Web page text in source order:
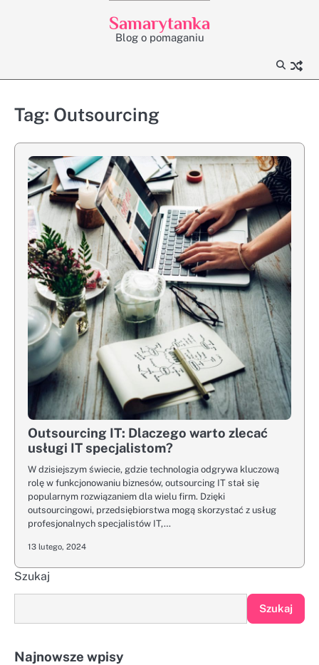
Samarytanka
Blog o pomaganiu
Tag: Outsourcing
Outsourcing IT: Dlaczego warto zlecać
usługi IT specjalistom?
W dzisiejszym świecie, gdzie technologia odgrywa kluczową
rolę w funkcjonowaniu biznesów, outsourcing IT stał się
popularnym rozwiązaniem dla wielu firm. Dzięki
outsourcingowi, przedsiębiorstwa mogą skorzystać z usług
profesjonalnych specjalistów IT,…
13 lutego, 2024
Szukaj
Szukaj
Najnowsze wpisy